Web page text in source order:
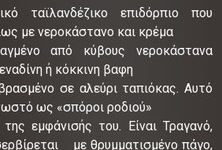
ταϊλανδέζικο επιδόρπιο που
με νεροκάστανο και κρέμα
από κύβους νεροκάστανα
ή κόκκινη βαφη
σε αλεύρι ταπιόκας. Αυτό
ως «σπόροι ροδιού»
εμφάνισής του. ΕίναιΤραγανό,
ερβίρεται μεθρυμματισμένο πάγο,